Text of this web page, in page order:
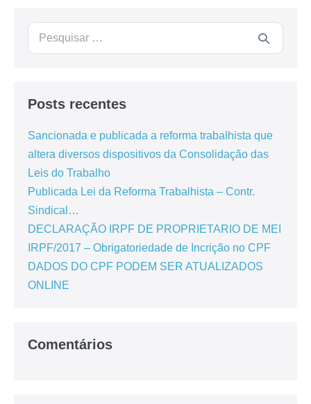
Posts recentes
Sancionada e publicada a reforma trabalhista que
altera diversos dispositivos da Consolidação das
Leis do Trabalho
Publicada Lei da Reforma Trabalhista – Contr.
Sindical…
DECLARAÇÃO IRPF DE PROPRIETARIO DE MEI
IRPF/2017 – Obrigatoriedade de Incrição no CPF
DADOS DO CPF PODEM SER ATUALIZADOS
ONLINE
Comentários